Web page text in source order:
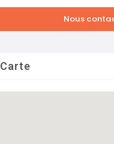
Carte